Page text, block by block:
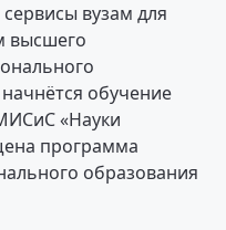
вузам для
высшего
обучение
«Науки
программа
образования